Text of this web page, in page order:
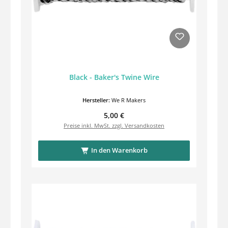
Black - Baker's Twine Wire
Hersteller: We R Makers
Regulärer Preis:
5,00 €
Preise inkl. MwSt. zzgl. Versandkosten
In den Warenkorb